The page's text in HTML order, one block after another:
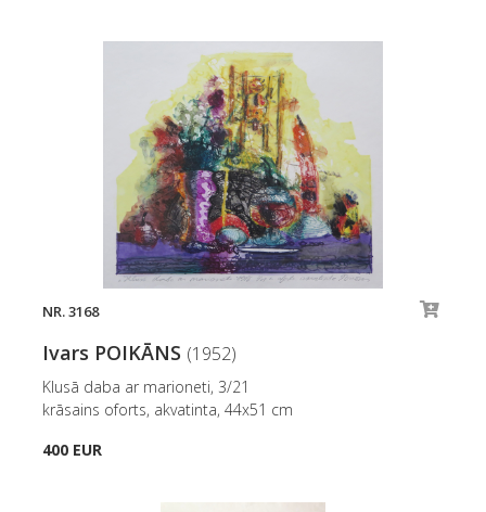
NR. 3168
Ivars POIKĀNS (1952)
Klusā daba ar marioneti, 3/21
krāsains oforts, akvatinta, 44x51 cm
400 EUR